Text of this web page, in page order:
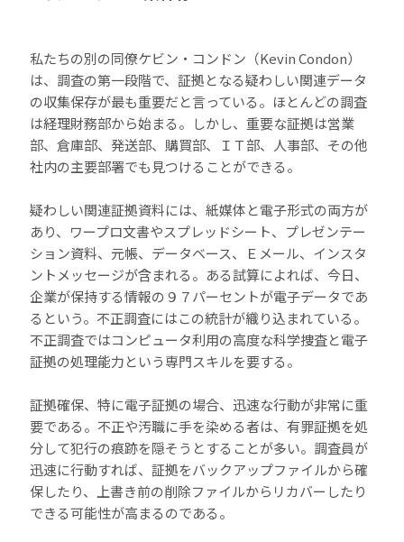
私たちの別の同僚ケビン・コンドン（Kevin Condon）
は、調査の第一段階で、証拠となる疑わしい関連データ
の収集保存が最も重要だと言っている。ほとんどの調査
は経理財務部から始まる。しかし、重要な証拠は営業
部、倉庫部、発送部、購買部、ＩＴ部、人事部、その他
社内の主要部署でも見つけることができる。
疑わしい関連証拠資料には、紙媒体と電子形式の両方が
あり、ワープロ文書やスプレッドシート、プレゼンテー
ション資料、元帳、データベース、Ｅメール、インスタ
ントメッセージが含まれる。ある試算によれば、今日、
企業が保持する情報の９７パーセントが電子データであ
るという。不正調査にはこの統計が織り込まれている。
不正調査ではコンピュータ利用の高度な科学捜査と電子
証拠の処理能力という専門スキルを要する。
証拠確保、特に電子証拠の場合、迅速な行動が非常に重
要である。不正や汚職に手を染める者は、有罪証拠を処
分して犯行の痕跡を隠そうとすることが多い。調査員が
迅速に行動すれば、証拠をバックアップファイルから確
保したり、上書き前の削除ファイルからリカバーしたり
できる可能性が高まるのである。